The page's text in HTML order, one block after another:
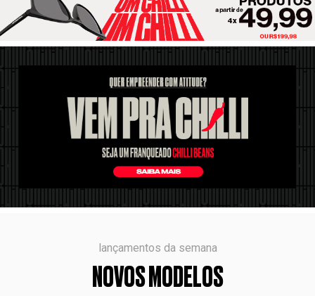
lançamentos da semana
NOVOS MODELOS